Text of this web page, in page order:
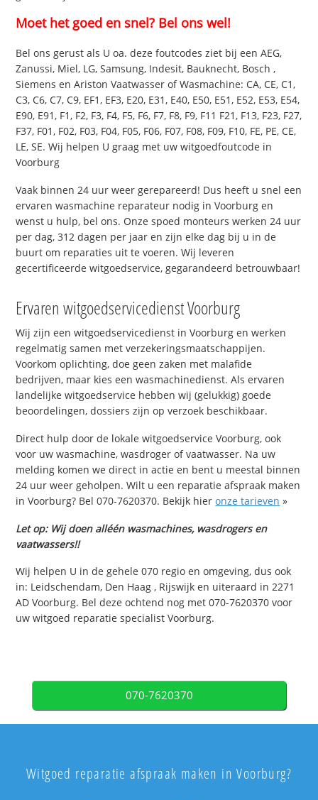
Moet het goed en snel? Bel ons wel!
Bel ons gerust als U oa. deze foutcodes ziet bij een AEG,
Zanussi, Miel, LG, Samsung, Indesit, Bauknecht, Bosch ,
Siemens en Ariston Vaatwasser of Wasmachine: CA, CE, C1,
C3, C6, C7, C9, EF1, EF3, E20, E31, E40, E50, E51, E52, E53, E54,
E90, E91, F1, F2, F3, F4, F5, F6, F7, F8, F9, F11 F21, F13, F23, F27,
F37, F01, F02, F03, F04, F05, F06, F07, F08, F09, F10, FE, PE, CE,
LE, SE. Wij helpen U graag met uw witgoedfoutcode in
Voorburg
Vaak binnen 24 uur weer gerepareerd! Dus heeft u snel een
ervaren wasmachine reparateur nodig in Voorburg en
wenst u hulp, bel ons. Onze spoed monteurs werken 24 uur
per dag, 312 dagen per jaar en zijn elke dag bij u in de
buurt om reparaties uit te voeren. Wij leveren
gecertificeerde witgoedservice, gegarandeerd betrouwbaar!
Ervaren witgoedservicedienst Voorburg
Wij zijn een witgoedservicedienst in Voorburg en werken
regelmatig samen met verzekeringsmaatschappijen.
Voorkom oplichting, doe geen zaken met malafide
bedrijven, maar kies een wasmachinedienst. Als ervaren
landelijke witgoedservice hebben wij (gelukkig) goede
beoordelingen, dossiers zijn op verzoek beschikbaar.
Direct hulp door de lokale witgoedservice Voorburg, ook
voor uw wasmachine, wasdroger of vaatwasser. Na uw
melding komen we direct in actie en bent u meestal binnen
24 uur weer geholpen. Wilt u een reparatie afspraak maken
in Voorburg? Bel 070-7620370. Bekijk hieronze tarieven »
Let op: Wij doen alléén wasmachines, wasdrogers en
vaatwassers!!
Wij helpen U in de gehele 070 regio en omgeving, dus ook
in: Leidschendam, Den Haag , Rijswijk en uiteraard in 2271
AD Voorburg. Bel deze ochtend nog met 070-7620370 voor
uw witgoed reparatie specialist Voorburg.
070-7620370
Witgoed reparatie afspraak maken in Voorburg?